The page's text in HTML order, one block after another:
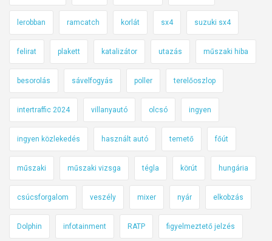
lerobban ramcatch korlát sx4 suzuki sx4
felirat plakett katalizátor utazás műszaki hiba
besorolás sávelfogyás poller terelőoszlop
intertraffic 2024 villanyautó olcsó ingyen
ingyen közlekedés használt autó temető főút
műszaki műszaki vizsga tégla körút hungária
csúcsforgalom veszély mixer nyár elkobzás
Dolphin infotainment RATP figyelmeztető jelzés